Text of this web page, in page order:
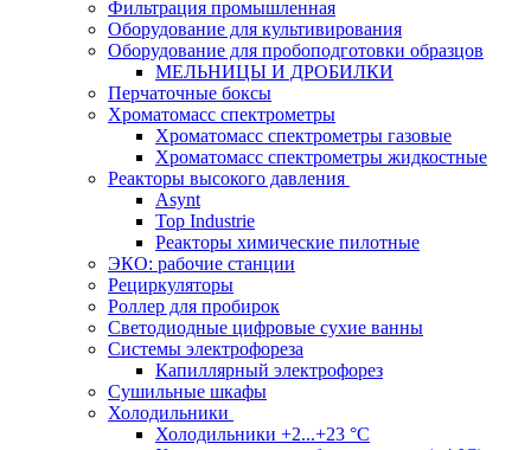
Фильтрация промышленная
Оборудование для культивирования
Оборудование для пробоподготовки образцов
МЕЛЬНИЦЫ И ДРОБИЛКИ
Перчаточные боксы
Хроматомасс спектрометры
Хроматомасс спектрометры газовые
Хроматомасс спектрометры жидкостные
Реакторы высокого давления
Asynt
Top Industrie
Реакторы химические пилотные
ЭКО: рабочие станции
Рециркуляторы
Роллер для пробирок
Светодиодные цифровые сухие ванны
Системы электрофореза
Капиллярный электрофорез
Сушильные шкафы
Холодильники
Холодильники +2...+23 °С